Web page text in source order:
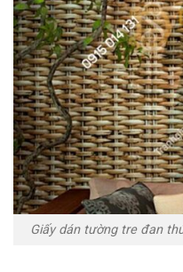
Giấy dán tường tre đan